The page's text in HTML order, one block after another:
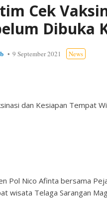
Cek
Dibuka
9 September 2021 News
dan Kesiapan Tempat
Pol Nico Afinta bersama
wisata Telaga Sarangan